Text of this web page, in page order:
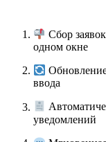
Сбор
одном окне
ввода
уведомлений